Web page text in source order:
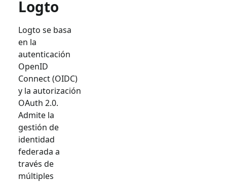
Logto
Logto se basa
en la
autenticación
OpenID
Connect (OIDC)
y la autorización
OAuth 2.0.
Admite la
gestión de
identidad
federada a
través de
múltiples